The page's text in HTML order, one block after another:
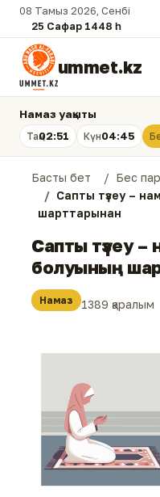
08 Тамыз 2026, Сенбі
25 Сафар 1448 һ.
ummet.kz
Намаз уақыты
Таң02:51 Күн04:45
Басты бет Бес
Сапты түзеу –
шарттарынан
Сапты түзеу
болуының
Намаз 1389 қаралым